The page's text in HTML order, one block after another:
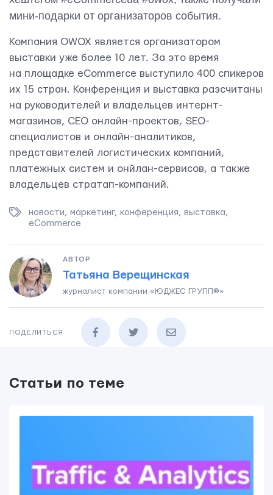
мини-подарки от организаторов события.
Компания OWOX является организатором
выставки уже более 10 лет. За это время
на площадке eCommerce выступило 400 спикеров
их 15 стран. Конференция и выставка разсчитаны
на руководителей и владельцев интернт-
магазинов, СЕО онлайн-проектов, SEO-
специалистов и онлайн-аналитиков,
представителей логистических компаний,
платежных систем и онйлан-сервисов, а также
владельцев стратап-компаний.
новости , маркетинг, конференция , выставка ,
eCommerce
АВТОР
Татьяна Верещинская
журналист компании «ЮДЖЕС ГРУПП®»
ПОДЕЛИТЬСЯ
Статьи по теме